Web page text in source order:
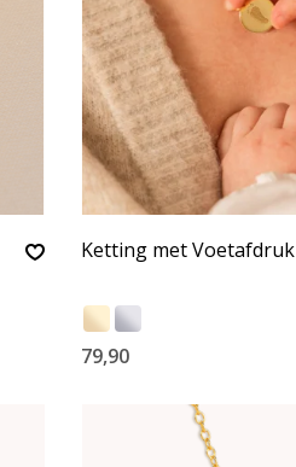
Ketting met Voetafdruk
79,90